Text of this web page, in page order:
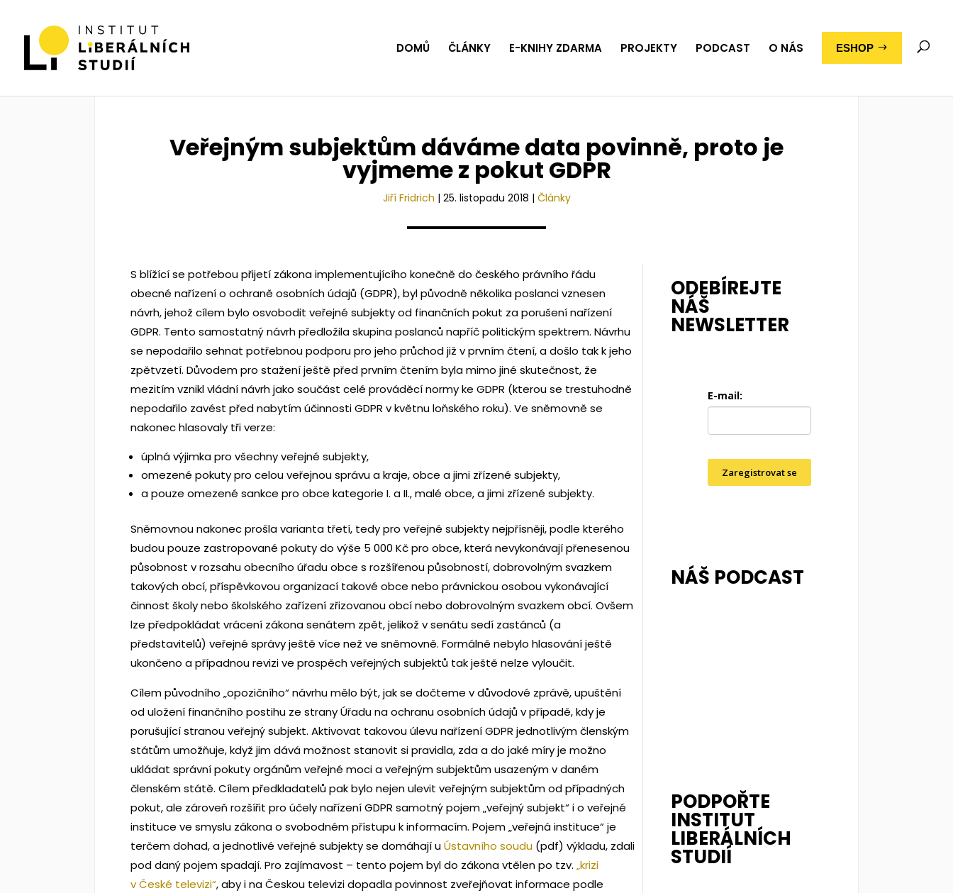
DOMŮ ČLÁNKY E-KNIHY ZDARMA PROJEKTY PODCAST O NÁS ESHOP
Veřejným subjektům dáváme data povinně, proto je
vyjmeme z pokut GDPR
Jiří Fridrich | 25. listopadu 2018 | Články
S blížící se potřebou přijetí zákona implementujícího konečně do českého právního řádu
obecné nařízení o ochraně osobních údajů (GDPR), byl původně několika poslanci vznesen
návrh, jehož cílem bylo osvobodit veřejné subjekty od finančních pokut za porušení nařízení
GDPR. Tento samostatný návrh předložila skupina poslanců napříč politickým spektrem. Návrhu
se nepodařilo sehnat potřebnou podporu pro jeho průchod již v prvním čtení, a došlo tak k jeho
zpětvzetí. Důvodem pro stažení ještě před prvním čtením byla mimo jiné skutečnost, že
mezitím vznikl vládní návrh jako součást celé prováděcí normy ke GDPR (kterou se trestuhodně
nepodařilo zavést před nabytím účinnosti GDPR v květnu loňského roku). Ve sněmovně se
nakonec hlasovaly tři verze:
úplná výjimka pro všechny veřejné subjekty,
omezené pokuty pro celou veřejnou správu a kraje, obce a jimi zřízené subjekty,
a pouze omezené sankce pro obce kategorie I. a II., malé obce, a jimi zřízené subjekty.
Sněmovnou nakonec prošla varianta třetí, tedy pro veřejné subjekty nejpřísněji, podle kterého
budou pouze zastropované pokuty do výše 5 000 Kč pro obce, která nevykonávají přenesenou
působnost v rozsahu obecního úřadu obce s rozšířenou působností, dobrovolným svazkem
takových obcí, příspěvkovou organizací takové obce nebo právnickou osobou vykonávající
činnost školy nebo školského zařízení zřizovanou obcí nebo dobrovolným svazkem obcí. Ovšem
lze předpokládat vrácení zákona senátem zpět, jelikož v senátu sedí zastánců (a
představitelů) veřejné správy ještě více než ve sněmovně. Formálně nebylo hlasování ještě
ukončeno a případnou revizi ve prospěch veřejných subjektů tak ještě nelze vyloučit.
Cílem původního „opozičního“ návrhu mělo být, jak se dočteme v důvodové zprávě, upuštění
od uložení finančního postihu ze strany Úřadu na ochranu osobních údajů v případě, kdy je
porušující stranou veřejný subjekt. Aktivovat takovou úlevu nařízení GDPR jednotlivým členským
státům umožňuje, když jim dává možnost stanovit si pravidla, zda a do jaké míry je možno
ukládat správní pokuty orgánům veřejné moci a veřejným subjektům usazeným v daném
členském státě. Cílem předkladatelů pak bylo nejen ulevit veřejným subjektům od případných
pokut, ale zároveň rozšířit pro účely nařízení GDPR samotný pojem „veřejný subjekt“ i o veřejné
instituce ve smyslu zákona o svobodném přístupu k informacím. Pojem „veřejná instituce“ je
terčem dohad, a jednotlivé veřejné subjekty se domáhají uÚstavního soudu (pdf) výkladu, zdali
pod daný pojem spadají. Pro zajímavost – tento pojem byl do zákona vtělen po tzv.„krizi
v České televizi“, aby i na Českou televizi dopadla povinnost zveřejňovat informace podle
ODEBÍREJTE
NÁŠ
NEWSLETTER
E-mail:
Zaregistrovat se
NÁŠ PODCAST
PODPOŘTE
INSTITUT
LIBERÁLNÍCH
STUDIÍ